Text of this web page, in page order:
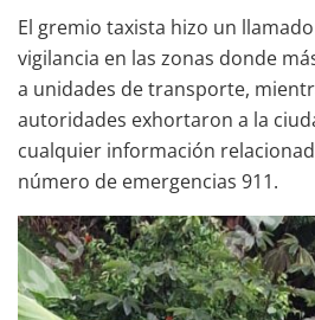
El gremio taxista hizo un
vigilancia en las zonas donde
a unidades de transporte,
autoridades exhortaron a la
cualquier información
número de emergencias 911.